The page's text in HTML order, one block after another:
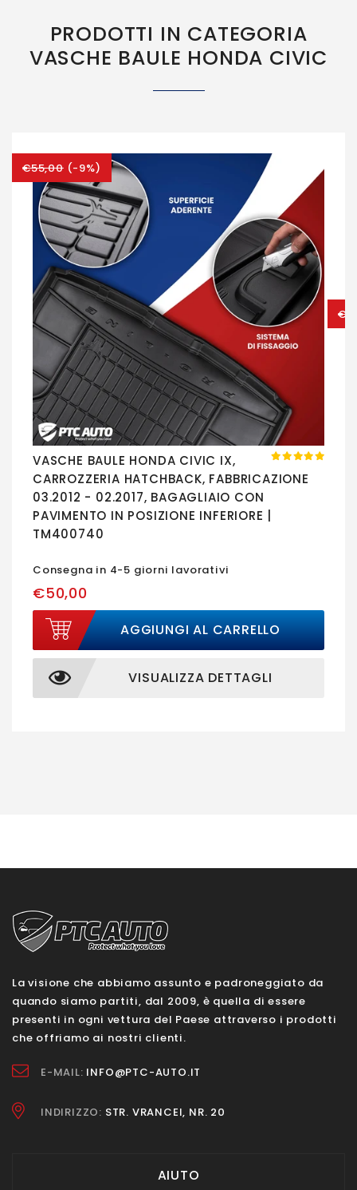
PRODOTTI IN CATEGORIA
VASCHE BAULE HONDA CIVIC
€55,00(-9%)
VASCHE BAULE HONDA CIVIC IX,
CARROZZERIA HATCHBACK, FABBRICAZIONE
03.2012 - 02.2017, BAGAGLIAIO CON
PAVIMENTO IN POSIZIONE INFERIORE |
TM400740
Consegna in 4-5 giorni lavorativi
€50,00
AGGIUNGI AL CARRELLO
VISUALIZZA DETTAGLI
La visione che abbiamo assunto e padroneggiato da
quando siamo partiti, dal 2009, è quella di essere
presenti in ogni vettura del Paese attraverso i prodotti
che offriamo ai nostri clienti.
E-MAIL: INFO@PTC-AUTO.IT
INDIRIZZO: STR. VRANCEI, NR. 20
AIUTO